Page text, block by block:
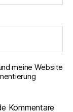
meine Website
Kommentare